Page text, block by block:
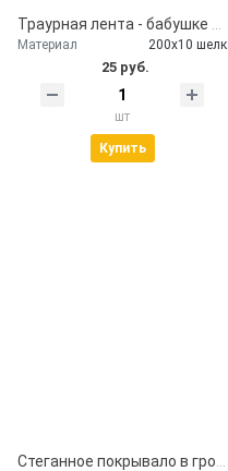
Траурная лента - бабушке от внуков
Материал 200х10 шелк
25 руб.
шт
Купить